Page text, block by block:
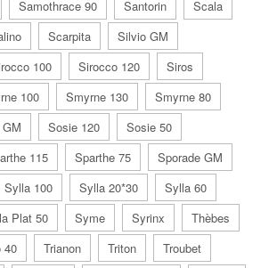
Samothrace 90 Santorin
Scala
Scarpita
Silvio GM
100 Sirocco 120
Siros
100 Smyrne 130
Smyrne 80
Sosie 120
Sosie 50
115 Sparthe 75
Sporade GM
Sylla 100 Sylla 20*30
Sylla 60
Plat 50 Syme Syrinx
Thèbes
40 Trianon Triton
Troubet